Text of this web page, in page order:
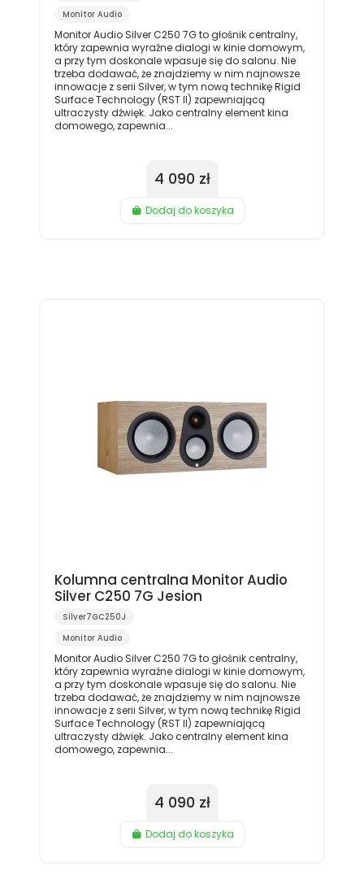
Monitor Audio
Monitor Audio Silver C250 7G to głośnik centralny,
który zapewnia wyraźne dialogi w kinie domowym,
a przy tym doskonale wpasuje się do salonu. Nie
trzeba dodawać, że znajdziemy w nim najnowsze
innowacje z serii Silver, w tym nową technikę Rigid
Surface Technology (RST II) zapewniającą
ultraczysty dźwięk. Jako centralny element kina
domowego, zapewnia...
4 090 zł
Dodaj do koszyka
Kolumna centralna Monitor Audio
Silver C250 7G Jesion
Silver7GC250J
Monitor Audio
Monitor Audio Silver C250 7G to głośnik centralny,
który zapewnia wyraźne dialogi w kinie domowym,
a przy tym doskonale wpasuje się do salonu. Nie
trzeba dodawać, że znajdziemy w nim najnowsze
innowacje z serii Silver, w tym nową technikę Rigid
Surface Technology (RST II) zapewniającą
ultraczysty dźwięk. Jako centralny element kina
domowego, zapewnia...
4 090 zł
Dodaj do koszyka